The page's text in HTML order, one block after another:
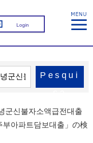
Login
Pesqui
군신불자소액급전대출
아파트담보대출」の検